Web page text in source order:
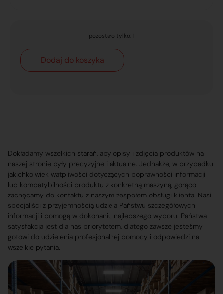
pozostało tylko: 1
Dodaj do koszyka
Dokładamy wszelkich starań, aby opisy i zdjęcia produktów na
naszej stronie były precyzyjne i aktualne. Jednakże, w przypadku
jakichkolwiek wątpliwości dotyczących poprawności informacji
lub kompatybilności produktu z konkretną maszyną, gorąco
zachęcamy do kontaktu z naszym zespołem obsługi klienta. Nasi
specjaliści z przyjemnością udzielą Państwu szczegółowych
informacji i pomogą w dokonaniu najlepszego wyboru. Państwa
satysfakcja jest dla nas priorytetem, dlatego zawsze jesteśmy
gotowi do udzielenia profesjonalnej pomocy i odpowiedzi na
wszelkie pytania.